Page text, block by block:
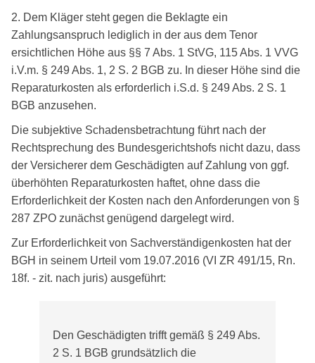
2. Dem Kläger steht gegen die Beklagte ein
Zahlungsanspruch lediglich in der aus dem Tenor
ersichtlichen Höhe aus §§ 7 Abs. 1 StVG, 115 Abs. 1 VVG
i.V.m. § 249 Abs. 1, 2 S. 2 BGB zu. In dieser Höhe sind die
Reparaturkosten als erforderlich i.S.d. § 249 Abs. 2 S. 1
BGB anzusehen.
Die subjektive Schadensbetrachtung führt nach der
Rechtsprechung des Bundesgerichtshofs nicht dazu, dass
der Versicherer dem Geschädigten auf Zahlung von ggf.
überhöhten Reparaturkosten haftet, ohne dass die
Erforderlichkeit der Kosten nach den Anforderungen von §
287 ZPO zunächst genügend dargelegt wird.
Zur Erforderlichkeit von Sachverständigenkosten hat der
BGH in seinem Urteil vom 19.07.2016 (VI ZR 491/15, Rn.
18f. - zit. nach juris) ausgeführt:
Den Geschädigten trifft gemäß § 249 Abs.
2 S. 1 BGB grundsätzlich die